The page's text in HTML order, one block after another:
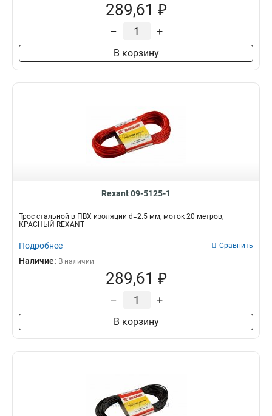
289,61 ₽
– +
В корзину
Rexant 09-5125-1
Трос стальной в ПВХ изоляции d=2.5 мм, моток 20 метров,
КРАСНЫЙ REXANT
Подробнее Сравнить
Наличие: В наличии
289,61 ₽
– +
В корзину